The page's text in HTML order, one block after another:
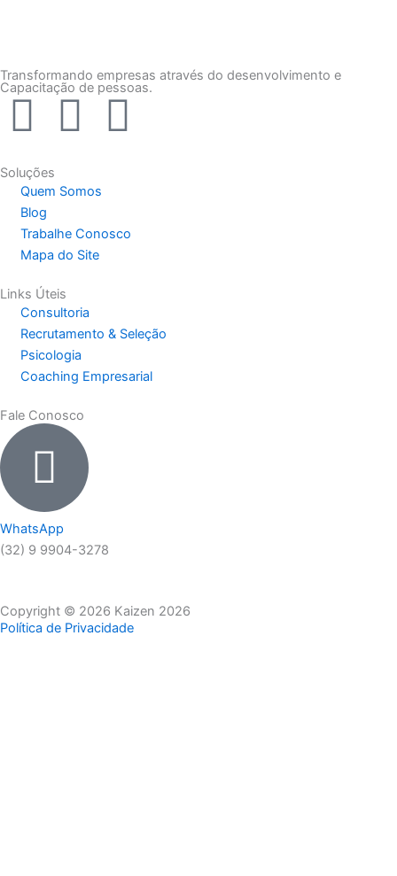
Transformando empresas através do desenvolvimento e
Capacitação de pessoas.
F
a
c
e
b
o
o
k
-
f
I
s
t
a
g
r
a
m
Y
t
b
e
Soluções
Quem Somos
Blog
Trabalhe Conosco
Mapa do Site
Links Úteis
Consultoria
Recrutamento & Seleção
Psicologia
Coaching Empresarial
Fale Conosco
WhatsApp
(32) 9 9904-3278
Copyright © 2026 Kaizen 2026
Política de Privacidade